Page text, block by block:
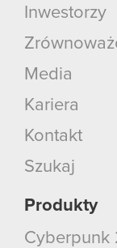
Inwestorzy
Media
Kariera
Kontakt
Szukaj
Produkty
Cyberpunk